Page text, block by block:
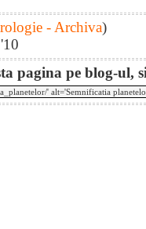
- Archiva)
pagina pe blog-ul,